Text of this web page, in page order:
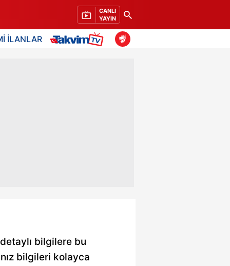
CANLI
YAYIN
İLANLAR
bilgilere bu
bilgileri kolayca